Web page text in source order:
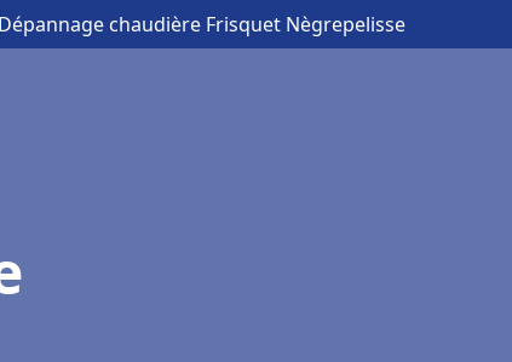
chaudière Frisquet Nègrepelisse